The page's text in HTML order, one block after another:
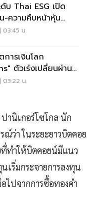
บ Thai ESG เปิด
-ความคืบหน้าหุ้น
03:45 น.
การเงินโลก
ตัวเร่งเปลี่ยนผ่าน
03:22 น.
านิเกอร์โซโกล นัก
ณ์ว่า ในระยะยาวบิตคอย
ทำให้บิตคอยน์มีแนว
เริ่มกระจายการลงทุน
ไปจากการซื้อทองคำ